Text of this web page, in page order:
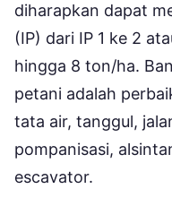
diharapkan dapat
(IP) dari IP 1 ke 2
hingga 8 ton/ha.
petani adalah
tata air, tanggul,
pompanisasi,
escavator.